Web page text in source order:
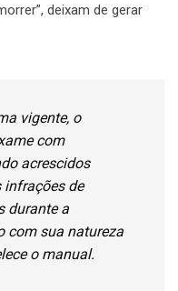
deixam de gerar
vigente, o
com
acrescidos
de
durante a
com sua natureza
o manual.